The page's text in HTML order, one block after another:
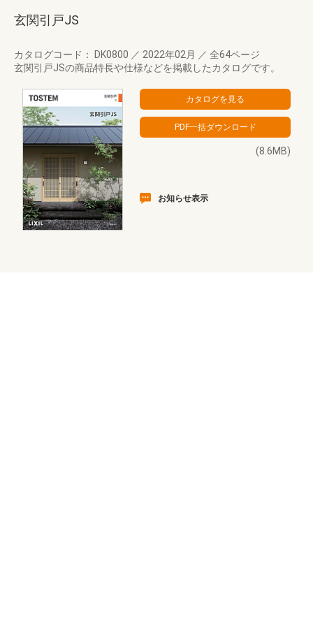
玄関引戸JS
カタログコード： DK0800 ／ 2022年02月 ／ 全64ページ
玄関引戸JSの商品特長や仕様などを掲載したカタログです。
(8.6MB)
お知らせ表示